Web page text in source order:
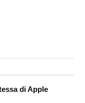
di Apple